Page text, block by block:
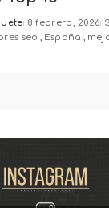
8 febrero, 2026
seo España